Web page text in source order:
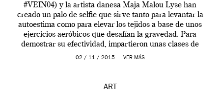
#VEIN04) y la artista danesa Maja Malou Lyse han
creado un palo de selfie que sirve tanto para levantar la
autoestima como para elevar los tejidos a base de unos
ejercicios aeróbicos que desafían la gravedad. Para
demostrar su efectividad, impartieron unas clases de
prueba en el Tate […]
02 / 11 / 2015 — VER MÁS
ART